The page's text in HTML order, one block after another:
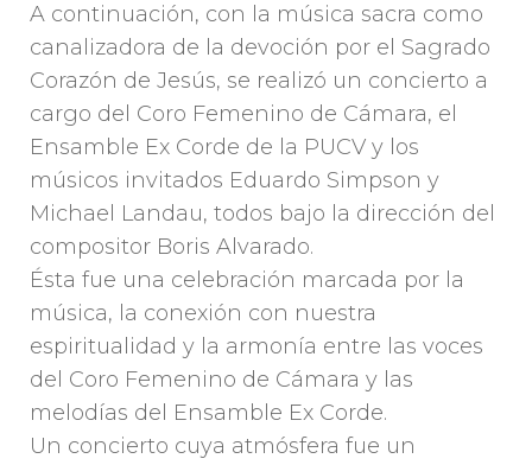
A continuación, con la música sacra como
canalizadora de la devoción por el Sagrado
Corazón de Jesús, se realizó un concierto a
cargo del Coro Femenino de Cámara, el
Ensamble Ex Corde de la PUCV y los
músicos invitados Eduardo Simpson y
Michael Landau, todos bajo la dirección del
compositor Boris Alvarado.
Ésta fue una celebración marcada por la
música, la conexión con nuestra
espiritualidad y la armonía entre las voces
del Coro Femenino de Cámara y las
melodías del Ensamble Ex Corde.
Un concierto cuya atmósfera fue un